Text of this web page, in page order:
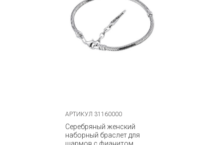
АРТИКУЛ 31160000
Серебряный женский
наборный браслет для